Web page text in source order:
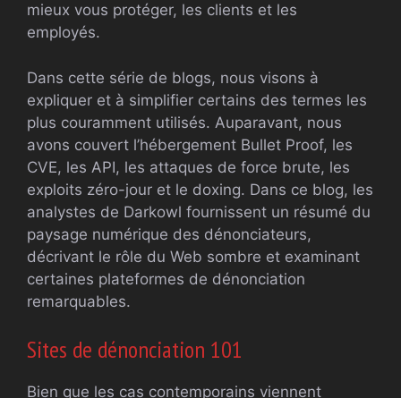
mieux vous protéger, les clients et les
employés.
Dans cette série de blogs, nous visons à
expliquer et à simplifier certains des termes les
plus couramment utilisés. Auparavant, nous
avons couvert l’hébergement Bullet Proof, les
CVE, les API, les attaques de force brute, les
exploits zéro-jour et le doxing. Dans ce blog, les
analystes de Darkowl fournissent un résumé du
paysage numérique des dénonciateurs,
décrivant le rôle du Web sombre et examinant
certaines plateformes de dénonciation
remarquables.
Sites de dénonciation 101
Bien que les cas contemporains viennent